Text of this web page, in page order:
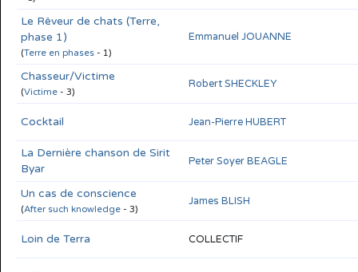
Le Rêveur de chats (Terre,
phase 1)
(Terre en phases - 1)
Emmanuel JOUANNE
Chasseur/Victime
(Victime - 3)
Robert SHECKLEY
Cocktail Jean-Pierre HUBERT
La Dernière chanson de Sirit
Byar
Peter Soyer BEAGLE
Un cas de conscience
(After such knowledge - 3)
James BLISH
Loin de Terra COLLECTIF